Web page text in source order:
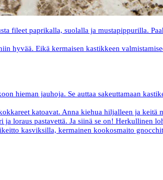
fileet paprikalla, suolalla ja mustapippurilla.
hyvää. Eikä kermaisen kastikkeen
hieman jauhoja. Se auttaa sakeuttamaan
katoavat. Anna kiehua hiljalleen ja keitä
loraus pastavettä. Ja siinä se on! Herkullinen
kasviksilla, kermainen kookosmaito